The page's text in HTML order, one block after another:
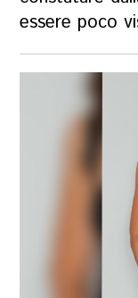
essere poco